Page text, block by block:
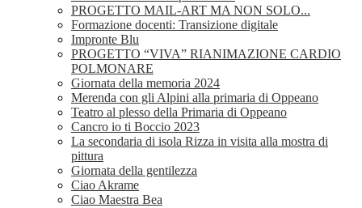
PROGETTO MAIL-ART MA NON SOLO...
Formazione docenti: Transizione digitale
Impronte Blu
PROGETTO “VIVA” RIANIMAZIONE CARDIO
POLMONARE
Giornata della memoria 2024
Merenda con gli Alpini alla primaria di Oppeano
Teatro al plesso della Primaria di Oppeano
Cancro io ti Boccio 2023
La secondaria di isola Rizza in visita alla mostra di
pittura
Giornata della gentilezza
Ciao Akrame
Ciao Maestra Bea